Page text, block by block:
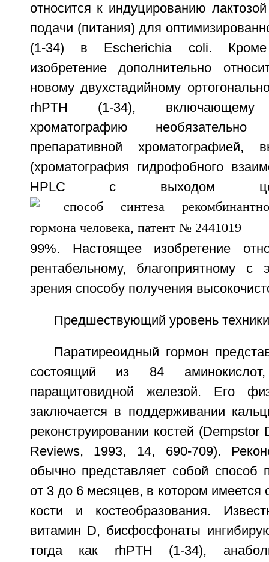
относится к индуцированию
подачи (питания) для
(1-34) в Escherichia coli. Кроме
изобретение дополнительно
новому двухстадийному
rhPTH (1-34), включающему
хроматографию
препаративной
(хроматография гидрофобного
HPLC с выходом
99%. Настоящее изобретение
рентабельному, благоприятному с
зрения способу получения
Предшествующий уровень техники
Паратиреоидный гормон
состоящий из 84
паращитовидной железой. Его
заключается в поддерживании
реконструировании костей
Reviews, 1993, 14, 690-709).
обычно представляет собой способ
от 3 до 6 месяцев, в котором имеется
кости и костеобразования.
витамин D, бисфосфонаты
тогда как rhPTH (1-34),